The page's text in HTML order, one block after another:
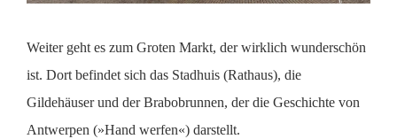
Weiter geht es zum Groten Markt, der wirklich wunderschön
ist. Dort befindet sich das Stadhuis (Rathaus), die
Gildehäuser und der Brabobrunnen, der die Geschichte von
Antwerpen (»Hand werfen«) darstellt.